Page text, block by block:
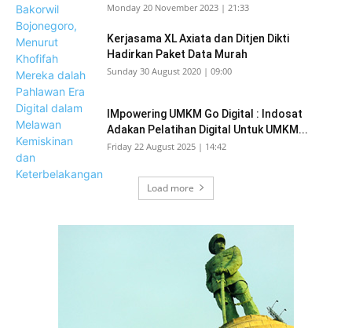
Monday 20 November 2023 | 21:33
Kerjasama XL Axiata dan Ditjen Dikti
Hadirkan Paket Data Murah
Sunday 30 August 2020 | 09:00
IMpowering UMKM Go Digital : Indosat
Adakan Pelatihan Digital Untuk UMKM...
Friday 22 August 2025 | 14:42
Load more